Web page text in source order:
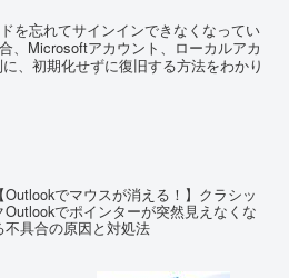
を忘れてサインインできなくなってい
、Microsoftアカウント、ローカルアカ
、初期化せずに復旧する方法をわかり
【Outlookでマウスが消える！】クラシッ
Outlookでポインターが突然見えなくな
不具合の原因と対処法